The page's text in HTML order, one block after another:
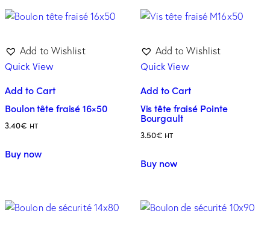
Add to Wishlist
Quick View
Add to Cart
Boulon tête fraisé 16×50
3.40€ HT
Buy now
Add to Wishlist
Quick View
Add to Cart
Vis tête fraisé Pointe
Bourgault
3.50€ HT
Buy now